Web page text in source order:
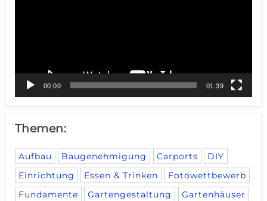
00:00 01:39
Themen:
Aufbau Baugenehmigung Carports
DIY
Einrichtung
Essen & Trinken
Fotowettbewerb
Fundamente
Gartengestaltung
Gartenhäuser